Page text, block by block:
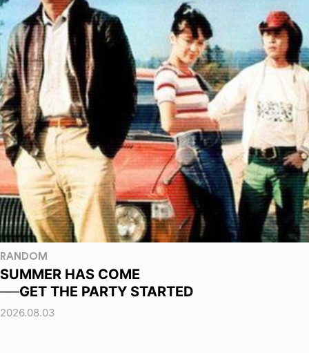
RANDOM
SUMMER HAS COME
──GET THE PARTY STARTED
2026.08.03